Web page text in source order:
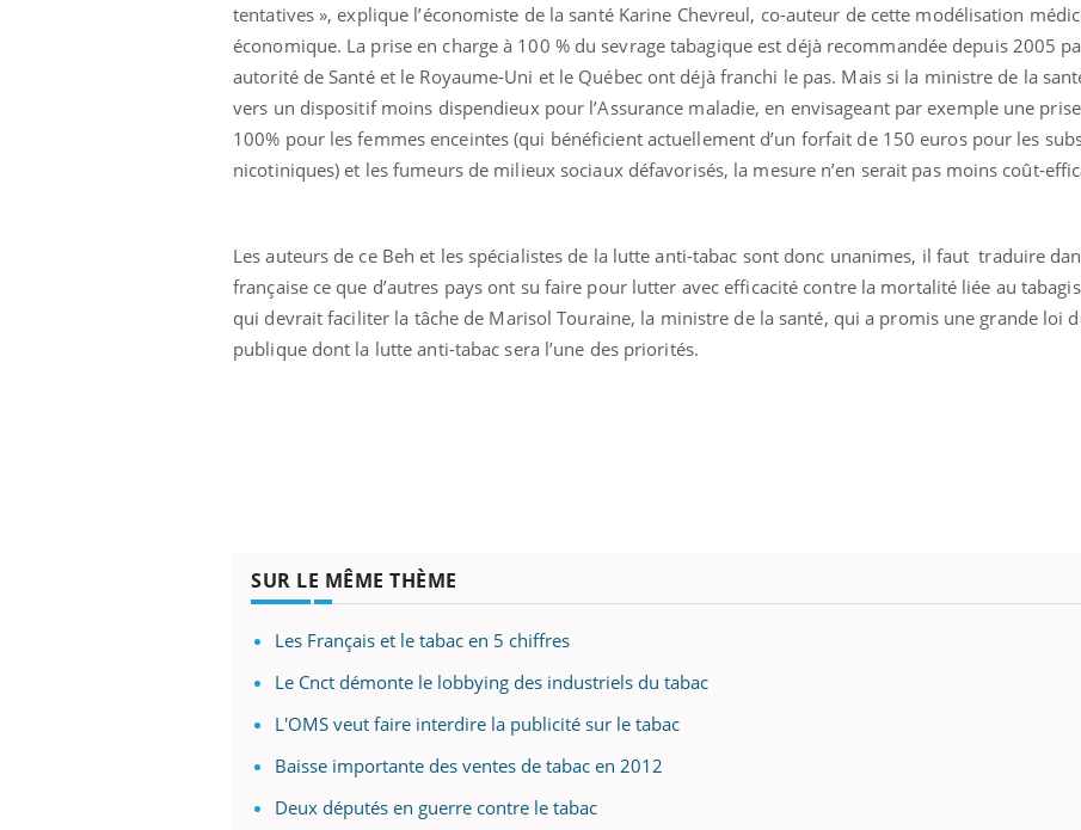
tentatives », explique l’économiste de la santé Karine Chevreul, co-auteur de cette modélisation
économique. La prise en charge à 100 % du sevrage tabagique est déjà recommandée depuis 2005
autorité de Santé et le Royaume-Uni et le Québec ont déjà franchi le pas. Mais si la ministre de la
vers un dispositif moins dispendieux pour l’Assurance maladie, en envisageant par exemple une
100% pour les femmes enceintes (qui bénéficient actuellement d’un forfait de 150 euros pour les
nicotiniques) et les fumeurs de milieux sociaux défavorisés, la mesure n’en serait pas moins coût-
Les auteurs de ce Beh et les spécialistes de la lutte anti-tabac sont donc unanimes, il faut traduire
française ce que d’autres pays ont su faire pour lutter avec efficacité contre la mortalité liée au
qui devrait faciliter la tâche de Marisol Touraine, la ministre de la santé, qui a promis une grande loi
publique dont la lutte anti-tabac sera l’une des priorités.
SUR LE MÊME THÈME
Les Français et le tabac en 5 chiffres
Le Cnct démonte le lobbying des industriels du tabac
L'OMS veut faire interdire la publicité sur le tabac
Baisse importante des ventes de tabac en 2012
Deux députés en guerre contre le tabac